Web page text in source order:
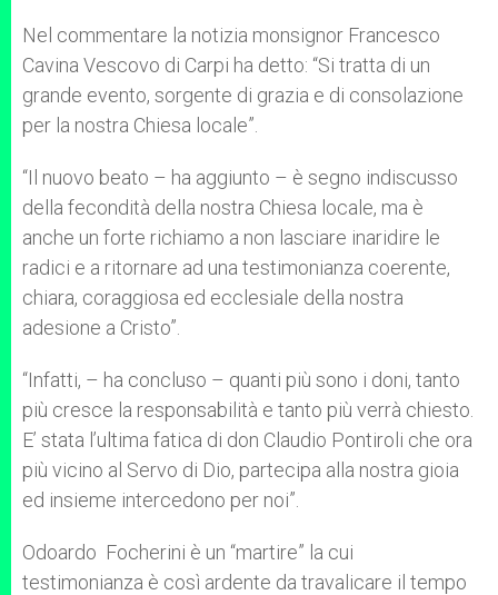
Nel commentare la notizia monsignor Francesco
Cavina Vescovo di Carpi ha detto: “Si tratta di un
grande evento, sorgente di grazia e di consolazione
per la nostra Chiesa locale”.
“Il nuovo beato – ha aggiunto – è segno indiscusso
della fecondità della nostra Chiesa locale, ma è
anche un forte richiamo a non lasciare inaridire le
radici e a ritornare ad una testimonianza coerente,
chiara, coraggiosa ed ecclesiale della nostra
adesione a Cristo”.
“Infatti, – ha concluso – quanti più sono i doni, tanto
più cresce la responsabilità e tanto più verrà chiesto.
E’ stata l’ultima fatica di don Claudio Pontiroli che ora
più vicino al Servo di Dio, partecipa alla nostra gioia
ed insieme intercedono per noi”.
Odoardo Focherini è un “martire” la cui
testimonianza è così ardente da travalicare il tempo